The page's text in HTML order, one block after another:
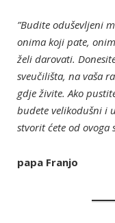
”Budite oduševljeni
onima koji pate,
želi darovati.
sveučilišta, na vaša
gdje živite. Ako
budete velikodušni i
stvorit ćete od ovoga
papa Franjo